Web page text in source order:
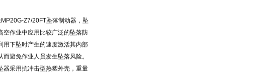
Z7/20FT坠落制动器，坠
空作业中应用比较广泛的坠落防
用下坠时产生的速度激活其内部
而避免作业人员发生坠落风险。
器采用抗冲击型热塑外壳，重量